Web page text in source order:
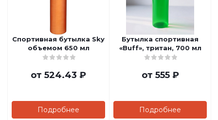
Спортивная бутылка Sky
объемом 650 мл
от 524.43 ₽
Подробнее
Бутылка спортивная
«Buff», тритан, 700 мл
от 555 ₽
Подробнее